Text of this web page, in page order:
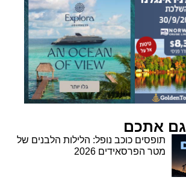
אתכם
תופסים כוכב נופל: הלילות הלבנים של
מטר הפרסאידים 2026